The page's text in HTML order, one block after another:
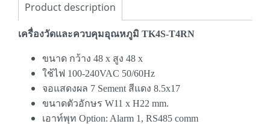
Product description
เครื่องวัดและควบคุมอุณหภูมิ TK4S-T4RN
ขนาด กว้าง 48 x สูง 48 x
ใช้ไฟ 100-240VAC 50/60Hz
จอแสดงผล 7 Sement สีแดง 8.5x17
ขนาดตัวอักษร W11 x H22 mm.
เอาท์พุท Option: Alarm 1, RS485 comm